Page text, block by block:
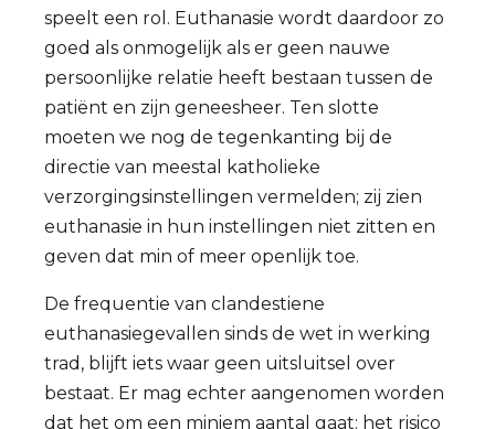
speelt een rol. Euthanasie wordt daardoor zo
goed als onmogelijk als er geen nauwe
persoonlijke relatie heeft bestaan tussen de
patiënt en zijn geneesheer. Ten slotte
moeten we nog de tegenkanting bij de
directie van meestal katholieke
verzorgingsinstellingen vermelden; zij zien
euthanasie in hun instellingen niet zitten en
geven dat min of meer openlijk toe.
De frequentie van clandestiene
euthanasiegevallen sinds de wet in werking
trad, blijft iets waar geen uitsluitsel over
bestaat. Er mag echter aangenomen worden
dat het om een miniem aantal gaat: het risico